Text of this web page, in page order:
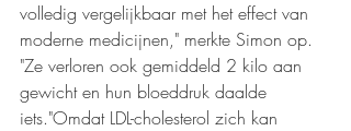
volledig vergelijkbaar met het effect van
moderne medicijnen," merkte Simon op.
"Ze verloren ook gemiddeld 2 kilo aan
gewicht en hun bloeddruk daalde
iets."Omdat LDL-cholesterol zich kan